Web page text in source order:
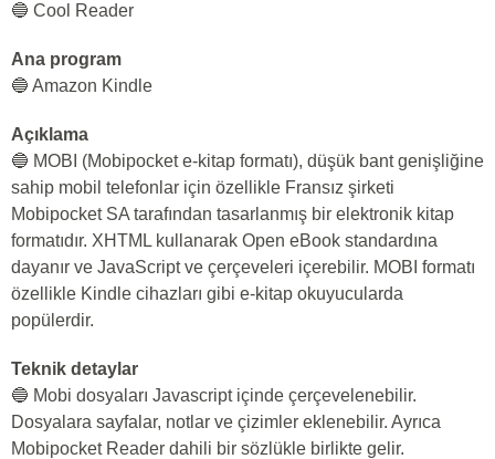
🔵 Cool Reader
Ana program
🔵 Amazon Kindle
Açıklama
🔵 MOBI (Mobipocket e-kitap formatı), düşük bant genişliğine
sahip mobil telefonlar için özellikle Fransız şirketi
Mobipocket SA tarafından tasarlanmış bir elektronik kitap
formatıdır. XHTML kullanarak Open eBook standardına
dayanır ve JavaScript ve çerçeveleri içerebilir. MOBI formatı
özellikle Kindle cihazları gibi e-kitap okuyucularda
popülerdir.
Teknik detaylar
🔵 Mobi dosyaları Javascript içinde çerçevelenebilir.
Dosyalara sayfalar, notlar ve çizimler eklenebilir. Ayrıca
Mobipocket Reader dahili bir sözlükle birlikte gelir.